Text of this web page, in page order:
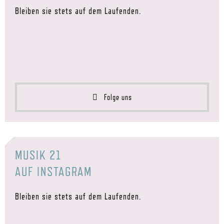
Bleiben sie stets auf dem Laufenden.
Folge uns
MUSIK 21
AUF INSTAGRAM
Bleiben sie stets auf dem Laufenden.